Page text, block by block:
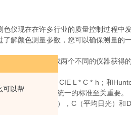
可以帮
现在在许多行业的质量控制过程中
解颜色测量参数，您可以确保测量的
相同的样品或两个不同的仪器获得
L * a * b *；CIE L * C * h；和
在样品之间创建统一的标准至关重要。
（冷白荧光灯），C（平均日光）和